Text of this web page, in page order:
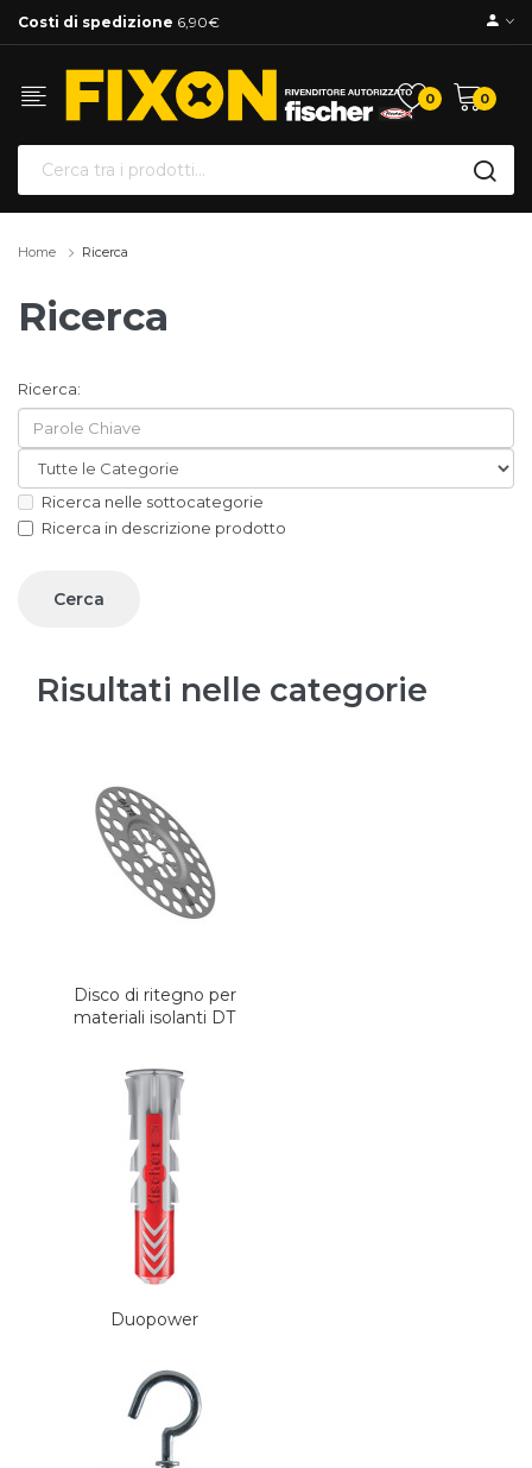
Costi di spedizione 6,90€
0 0
Home Ricerca
Ricerca
Ricerca:
Ricerca nelle sottocategorie
Ricerca in descrizione prodotto
Risultati nelle categorie
Disco di ritegno per
materiali isolanti DT
Duopower